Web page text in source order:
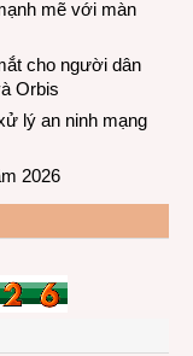
mẽ với màn
cho người dân
Orbis
lý an ninh mạng
2026